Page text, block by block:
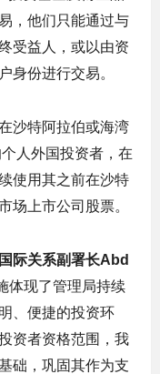
，他们只能通过与
受益人，或以由资
身份进行交易。
沙特阿拉伯或海湾
人外国投资者，在
使用其之前在沙特
场上市公司股票。
际关系副署长Abd
体现了管理局持续
、便捷的投资环
资者资格范围，我
础，巩固其作为支